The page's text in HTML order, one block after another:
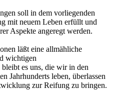
soll in dem vorliegenden
mit neuem Leben erfüllt und
Aspekte angeregt werden.
läßt eine allmähliche
wichtigen
es uns, die wir in den
Jahrhunderts leben, überlassen
zur Reifung zu bringen.